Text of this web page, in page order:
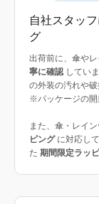
自社スタッ
グ
出荷前に、傘や
寧に確認してい
の外装の汚れや
※パッケージの開
また、傘・レイ
ピングに対応し
た 期間限定ラッ